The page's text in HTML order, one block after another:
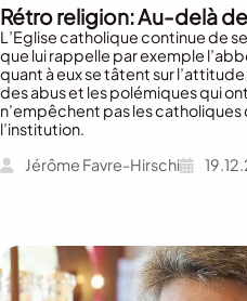
Rétro religion: Au-delà
L’Eglise catholique continue de
que lui rappelle par exemple
quant à eux se tâtent sur
des abus et les polémiques qui
n’empêchent pas les catholiques
l’institution.
Jérôme Favre-Hirschi